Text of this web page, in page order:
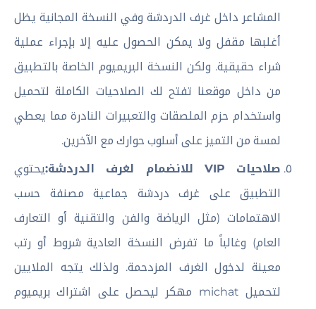
المشاعر داخل غرف الدردشة وفي النسخة المجانية يظل
أغلبها مقفل ولا يمكن الحصول عليه إلا بإجراء عملية
شراء حقيقية. ولكن النسخة البريميوم الخاصة بالتطبيق
من داخل موقعنا تفتح لك الصلاحيات الكاملة لتحميل
واستخدام حزم الملصقات والتعبيرات النادرة مما يعطي
لمسة من التميز على أسلوب حوارك مع الآخرين.
صلاحيات VIP للانضمام لغرف الدردشة:
يحتوي
التطبيق على غرف دردشة جماعية مصنفة حسب
الاهتمامات (مثل الرياضة والفن والتقنية أو التعارف
العام) وغالباً ما تفرض النسخة العادية شروط أو رتب
معينة لدخول الغرف المزدحمة. ولذلك يتجه الملايين
لتحميل michat مهكر ليحصل على اشتراك بريميوم